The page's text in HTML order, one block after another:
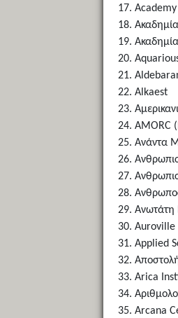
Alkaest
AMORC
Ανάντα
Ανωτάτη
Auroville
Applied
Arica
Arcana